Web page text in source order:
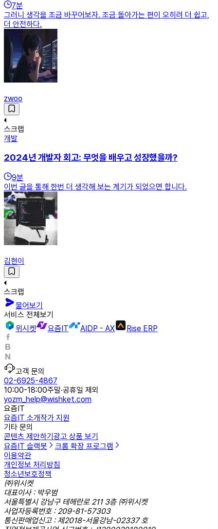
7분
그러니 생각을 조금 바꾸어보자. 조금 돌아가는 편이 오히려 더 쉽고,
더 안전하다.
zwoo
스크랩
개발
2024년 개발자 회고: 무엇을 배우고 성장했을까?
9분
이번 글을 통해 한번 더 생각해 보는 계기가 되었으면 합니다.
김현이
스크랩
물어보기
서비스 전체보기
위시켓
요즘IT AIDP - AX Rise ERP
고객 문의
02-6925-4867
10:00-18:00주말·공휴일 제외
yozm_help@wishket.com
요즘IT
요즘IT 소개작가 지원
기타 문의
콘텐츠 제안하기 광고 상품 보기
요즘IT 슬랙봇
크롬 확장 프로그램
이용약관
개인정보 처리방침
청소년보호정책
㈜위시켓
대표이사 : 박우범
서울특별시 강남구 테헤란로 211 3층 ㈜위시켓
사업자등록번호 : 209-81-57303
통신판매업신고 : 제2018-서울강남-02337 호